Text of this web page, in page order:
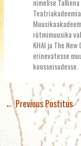
nimelise
rütmimuusika
KHAI ja The
erinevatesse
koosseisudesse.
←Previous Postitus